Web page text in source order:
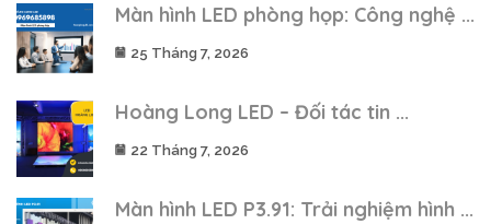
Màn hình LED phòng họp: Công nghệ ...
25 Tháng 7, 2026
Hoàng Long LED – Đối tác tin ...
22 Tháng 7, 2026
Màn hình LED P3.91: Trải nghiệm hình ...